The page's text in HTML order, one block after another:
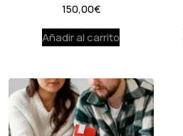
150,00€
Añadir al carrito